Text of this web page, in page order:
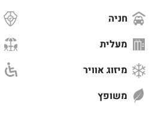
חניה
מעלית
מיזוג אוויר
משופץ